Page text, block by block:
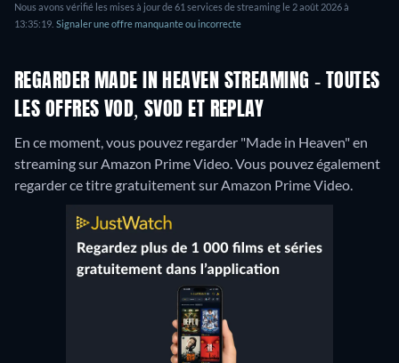
Nous avons vérifié les mises à jour de 61 services de streaming le 2 août 2026 à
13:35:19. Signaler une offre manquante ou incorrecte
REGARDER MADE IN HEAVEN STREAMING - TOUTES
LES OFFRES VOD, SVOD ET REPLAY
En ce moment, vous pouvez regarder "Made in Heaven" en
streaming sur Amazon Prime Video.Vous pouvez également
regarder ce titre gratuitement sur Amazon Prime Video.